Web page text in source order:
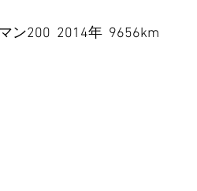
ン200  2014年  9656km